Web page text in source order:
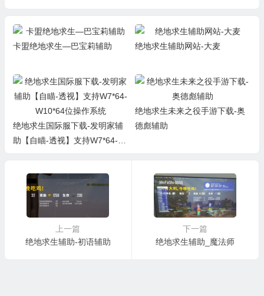
卡盟绝地求生—巴宝莉辅助 绝地求生辅助网站-大麦
绝地求生国际服下载-发明家辅
助【自瞄-透视】支持W7*64-W
绝地求生未来之役手游下载-奥
德彪辅助
上一篇
绝地求生辅助-初语辅助
下一篇
绝地求生辅助_魔法师